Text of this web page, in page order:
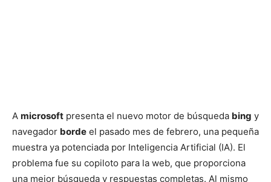
A microsoft presenta el nuevo motor de búsqueda bing y
navegador borde el pasado mes de febrero, una pequeña
muestra ya potenciada por Inteligencia Artificial (IA). El
problema fue su copiloto para la web, que proporciona
una mejor búsqueda y respuestas completas. Al mismo